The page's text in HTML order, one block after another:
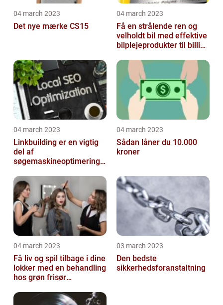
04 march 2023
Det nye mærke CS15
04 march 2023
Få en strålende ren og
velholdt bil med effektive
bilplejeprodukter til billige
04 march 2023
Linkbuilding er en vigtig
del af
søgemaskineoptimeringe
04 march 2023
Sådan låner du 10.000
kroner
04 march 2023
Få liv og spil tilbage i dine
lokker med en behandling
hos grøn frisør
03 march 2023
Den bedste
sikkerhedsforanstaltning